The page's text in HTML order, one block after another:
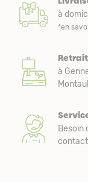
à
*en
à
Besoin